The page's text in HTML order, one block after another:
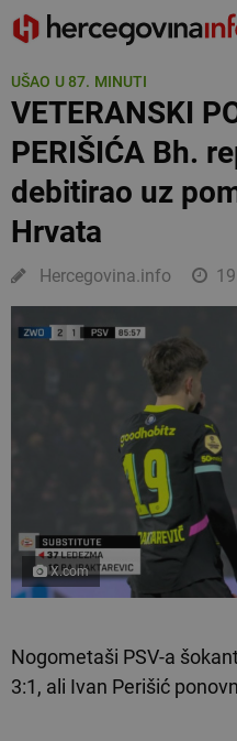
UŠAO U 87. MINUTI
VETERANSKI
PERIŠIĆA Bh.
debitirao uz
Hrvata
Hercegovina.info
X.com
Nogometaši PSV-a
3:1, ali Ivan Perišić